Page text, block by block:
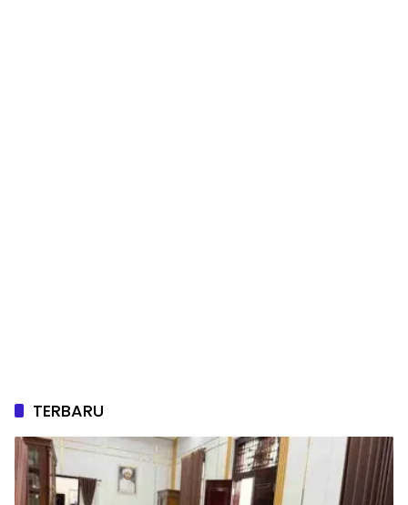
TERBARU